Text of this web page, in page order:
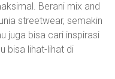
Berani mix and
streetwear, semakin
juga bisa cari inspirasi
bisa lihat-lihat di